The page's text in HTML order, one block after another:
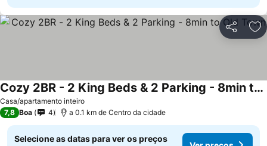
Partilhar
Casa/apartamento inteiro
Cozy 2BR - 2 King Beds & 2 Parking - 8min to Old Town
7,8 Boa 4 a 0.1 km de Centro da cidade
Selecione as datas para ver os preços